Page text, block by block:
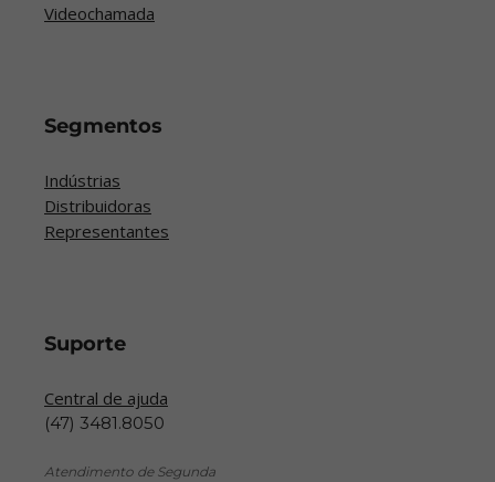
Videochamada
Segmentos
Indústrias
Distribuidoras
Representantes
Suporte
Central de ajuda
(47) 3481.8050
Atendimento de Segunda